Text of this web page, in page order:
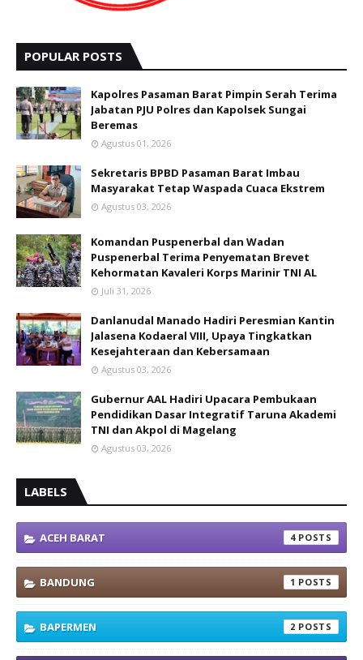
POPULAR POSTS
Kapolres Pasaman Barat Pimpin Serah Terima
Jabatan PJU Polres dan Kapolsek Sungai
Beremas
Agustus 01, 2026
Sekretaris BPBD Pasaman Barat Imbau
Masyarakat Tetap Waspada Cuaca Ekstrem
Agustus 03, 2026
Komandan Puspenerbal dan Wadan
Puspenerbal Terima Penyematan Brevet
Kehormatan Kavaleri Korps Marinir TNI AL
Juli 31, 2026
Danlanudal Manado Hadiri Peresmian Kantin
Jalasena Kodaeral VIII, Upaya Tingkatkan
Kesejahteraan dan Kebersamaan
Agustus 03, 2026
Gubernur AAL Hadiri Upacara Pembukaan
Pendidikan Dasar Integratif Taruna Akademi
TNI dan Akpol di Magelang
Agustus 03, 2026
LABELS
ACEH BARAT 4
BANDUNG 1
BAPERMEN 2